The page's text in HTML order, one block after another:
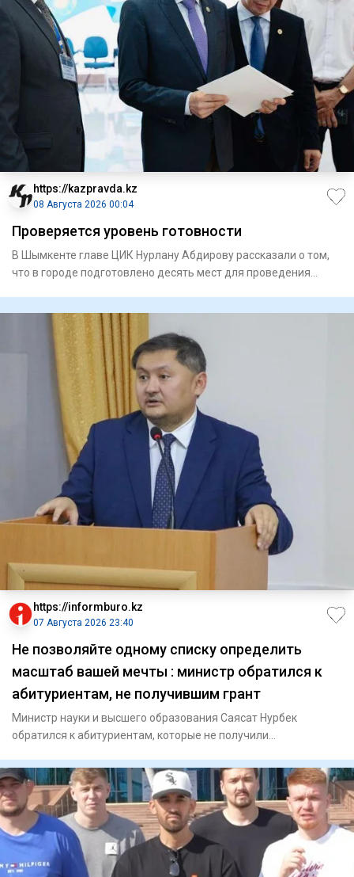
https://kazpravda.kz
08 Августа 2026 00:04
Проверяется уровень готовности
В Шымкенте главе ЦИК Нурлану Абдирову рассказали о том,
что в городе подготовлено десять мест для проведения
https://informburo.kz
07 Августа 2026 23:40
Не позволяйте одному списку определить
масштаб вашей мечты : министр обратился к
абитуриентам, не получившим грант
Министр науки и высшего образования Саясат Нурбек
обратился к абитуриентам, которые не получили